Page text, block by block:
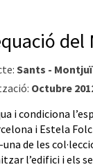
del
Sants -
Octubre
i condiciona
i Estela
una de les
l’edifici i els